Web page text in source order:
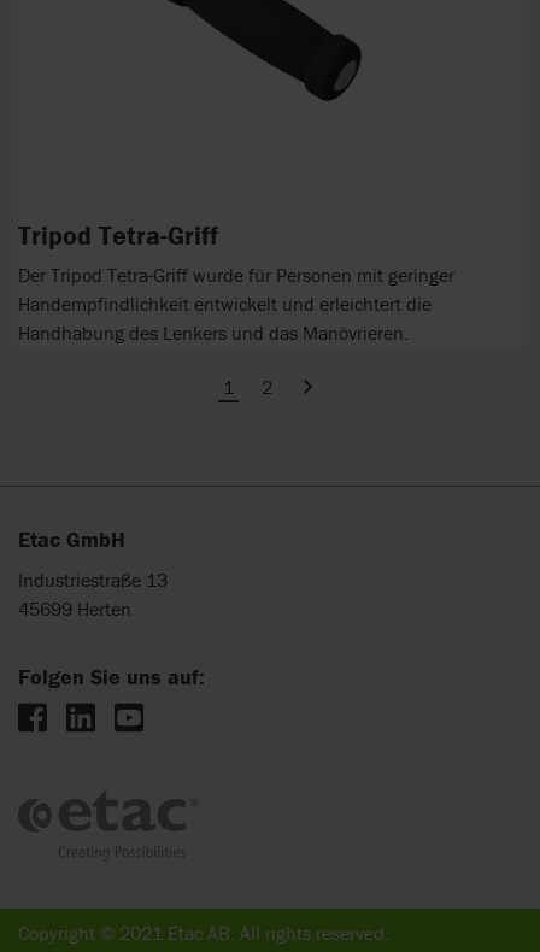
Tripod Tetra-Griff
Der Tripod Tetra-Griff wurde für Personen mit geringer
Handempfindlichkeit entwickelt und erleichtert die
Handhabung des Lenkers und das Manövrieren.
1
2
Etac GmbH
Industriestraße 13
45699 Herten
Folgen Sie uns auf:
Copyright © 2021 Etac AB. All rights reserved.